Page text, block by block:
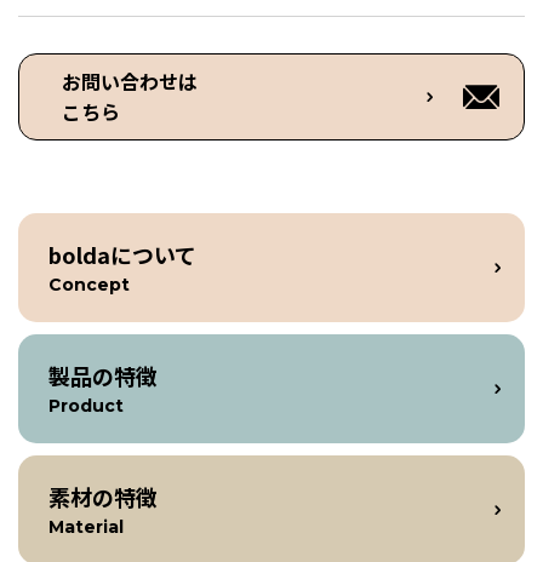
お問い合わせは
こちら
boldaについて
Concept
製品の特徴
Product
素材の特徴
Material